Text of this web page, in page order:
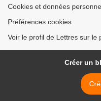
Cookies et données
Préférences cookies
Voir le profil de Lettres sur le
Créer un